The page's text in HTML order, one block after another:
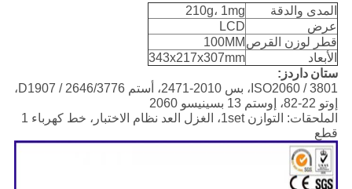
المدى والدقة
210g، 1mg
عرض
LCD
قطر لوزن القرص 100MM
الأبعاد
343x217x307mm
ستان داردز:
ISO2060 / 3801، بس 2010-2471، أستم D1907 / 2646/3776،
إوتو 22-82، إوستم 13 بسينيسو 2060
الملحقات: التوازن 1set، الغزل العد نظام الاختبار، خط كهرباء 1
قطع